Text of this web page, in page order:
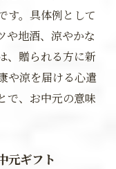
す。具体例として
や地酒、涼やかな
、贈られる方に新
や涼を届ける心遣
で、お中元の意味
元ギフト